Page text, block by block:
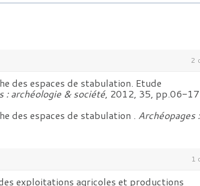
2
des espaces de stabulation. Etude
: archéologie & société, 2012, 35, pp.06-
des espaces de stabulation . Archéopages :
1
exploitations agricoles et productions